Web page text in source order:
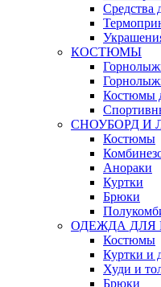
Средства
КОСТЮМЫ
Костюмы
СНОУБОРД И
Костюмы
Анораки
Куртки
Брюки
ОДЕЖДА ДЛЯ
Костюмы
Куртки и
Худи и
Брюки